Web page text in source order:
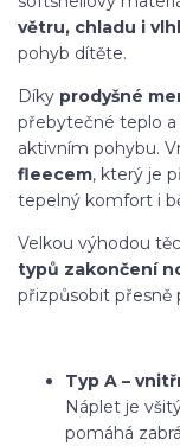
větru, chladu i
pohyb dítěte.
Díky prodyšné
přebytečné teplo a
aktivním pohybu.
fleecem, který je
tepelný komfort i
Velkou výhodou
typů zakončení
přizpůsobit přesně
Typ A –
Náplet je
pomáhá